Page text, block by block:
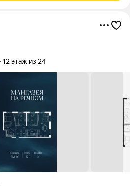
12 этаж из 24